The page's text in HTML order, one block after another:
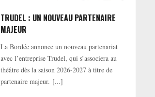
TRUDEL : UN NOUVEAU PARTENAIRE
MAJEUR
La Bordée annonce un nouveau partenariat
avec l’entreprise Trudel, qui s’associera au
théâtre dès la saison 2026-2027 à titre de
partenaire majeur. [...]